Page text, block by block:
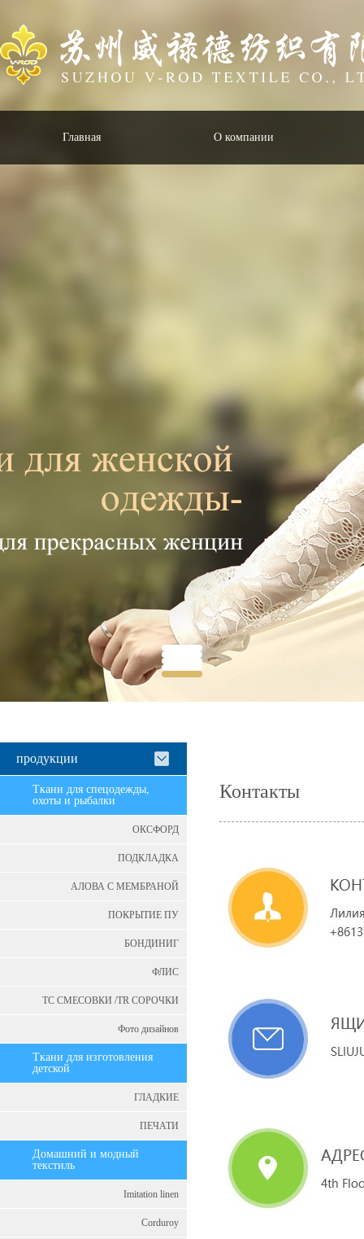
Главная О компании
продукции
Ткани для спецодежды,
охоты и рыбалки
ОКСФОРД
ПОДКЛАДКА
АЛОВА С МЕМБРАНОЙ
ПОКРЫТИЕ ПУ
БОНДИНИГ
ФЛИС
ТС СМЕСОВКИ /TR СОРОЧКИ
Фото дизайнов
Ткани для изготовления
детской
ГЛАДКИЕ
ПЕЧАТИ
Домашний и модный
текстиль
Imitation linen
Corduroy
Контакты